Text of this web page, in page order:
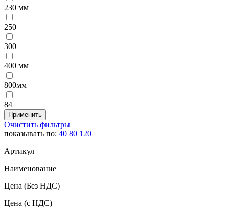
230 мм
250
300
400 мм
800мм
84
Очистить фильтры
показывать по: 40 80 120
Артикул
Наименование
Цена (Без НДС)
Цена (с НДС)